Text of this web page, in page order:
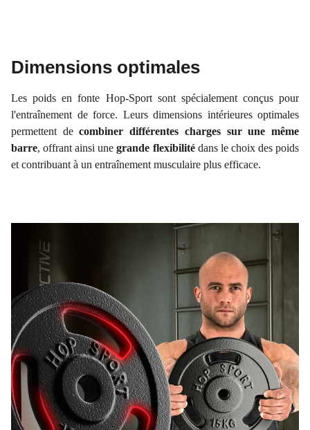
Dimensions optimales
Les poids en fonte Hop-Sport sont spécialement conçus pour
l'entraînement de force. Leurs dimensions intérieures optimales
permettent decombiner différentes charges sur une même
barre, offrant ainsi unegrande flexibilitédans le choix des poids
et contribuant à un entraînement musculaire plus efficace.